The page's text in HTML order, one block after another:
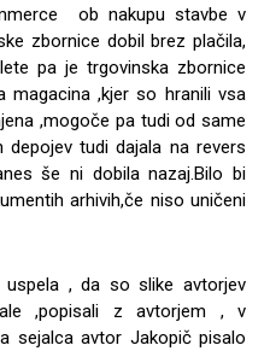
ob nakupu stavbe v
zbornice dobil brez plačila,
pa je trgovinska zbornice
,kjer so hranili vsa
,mogoče pa tudi od same
tudi dajala na revers
še ni dobila nazaj.Bilo bi
arhivih,če niso uničeni
, da so slike avtorjev
,popisali z avtorjem , v
sejalca avtor Jakopič pisalo